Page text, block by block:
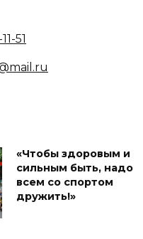
51
«Чтобы здоровым и
сильным быть, надо
всем со спортом
дружить!»